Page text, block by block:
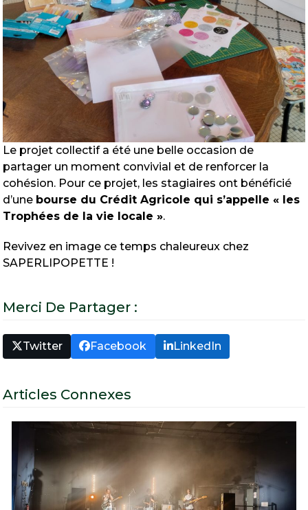
Le projet collectif a été une belle occasion de
partager un moment convivial et de renforcer la
cohésion. Pour ce projet, les stagiaires ont bénéficié
d’une bourse du Crédit Agricole qui s’appelle « les
Trophées de la vie locale ».
Revivez en image ce temps chaleureux chez
SAPERLIPOPETTE !
Merci De Partager :
Twitter Facebook LinkedIn
Articles Connexes